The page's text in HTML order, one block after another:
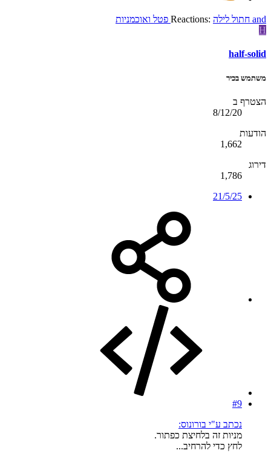
Reactions: חתול לילה and
פטל ואוכמניות
H
half-solid
משתמש בכיר
הצטרף ב
8/12/20
הודעות
1,662
דירוג
1,786
21/5/25
#9
נכתב ע"י בורונוס:
מניות זה בלחיצת כפתור.
לחץ כדי להרחיב...